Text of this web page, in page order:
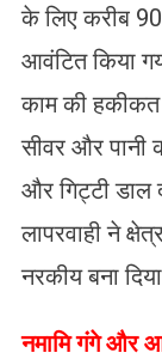
के लिए करीब
आवंटित किया
काम की
सीवर और पानी
और गिट्टी डाल
लापरवाही ने
नरकीय बना
​नमामि गंगे और